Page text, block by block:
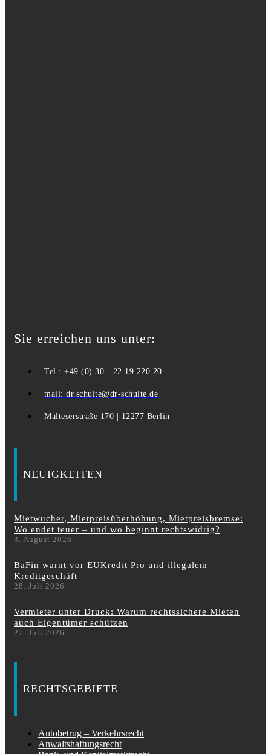
Sie erreichen uns unter:
Tel.: +49 (0) 30 - 22 19 220 20
mail: dr.schulte@dr-schulte.de
Malteserstraße 170 | 12277 Berlin
NEUIGKEITEN
Mietwucher, Mietpreisüberhöhung, Mietpreisbremse:
Wo endet teuer – und wo beginnt rechtswidrig?
3. August 2026
BaFin warnt vor EUKredit Pro und illegalem
Kreditgeschäft
28. Juli 2026
Vermieter unter Druck: Warum rechtssichere Mieten
auch Eigentümer schützen
27. Juli 2026
RECHTSGEBIETE
Autobetrug – Verkehrsrecht
Anwaltshaftungsrecht